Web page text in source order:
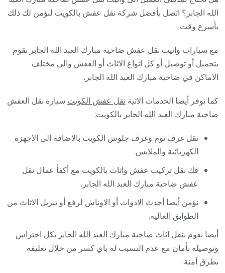
الله الجابر؟ اتصل بأفضل شركة نقل عفش بالكويت لنؤمن لك ذلك
بأسرع وقت.
مع سيارات وانيت نقل عفش ضاحية مبارك العبد الله الجابر نقوم
بتحميل أو توصيل أو كل انواع الاثاث أو العفش والى مختلف
الاماكن في ضاحية مبارك العبد الله الجابر.
كما نوفر أيضا الخدمات الاتية نقل عفش الكويت سيارة نقل العفش
ضاحية مبارك العبد الله الجابر بالكويت:
نقل غرف نوم وغرف جلوس الكويت بالاضافة الى الاجهزة
الكهربائية والملابس.
فك نقل تركيب عفش واثاث بالكويت مع أكفأ عمال نقل
عفش ضاحية مبارك العبد الله الجابر.
نؤمن أيضا أحدث الادوات أو الاوناش لرفع أو تنزيل الاثاث من
الطوابق العالية.
أيضا نقوم بنقل اثاث ضاحية مبارك العبد الله الجابر بكل احتراس
وتوصيله بأمان مع عدم التسبب له باي كسر من خلال تغليفه
بطرق آمنة.